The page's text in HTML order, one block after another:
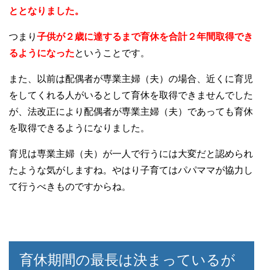
ととなりました。
つまり 子供が２歳に達するまで育休を合計２年間取得でき
るようになったということです。
また、以前は配偶者が専業主婦（夫）の場合、近くに育児
をしてくれる人がいるとして育休を取得できませんでした
が、法改正により配偶者が専業主婦（夫）であっても育休
を取得できるようになりました。
育児は専業主婦（夫）が一人で行うには大変だと認められ
たような気がしますね。やはり子育てはパパママが協力し
て行うべきものですからね。
育休期間の最長は決まっているが